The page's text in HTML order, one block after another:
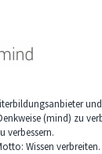
(mind) zu
verbessern.
Wissen verbreiten.